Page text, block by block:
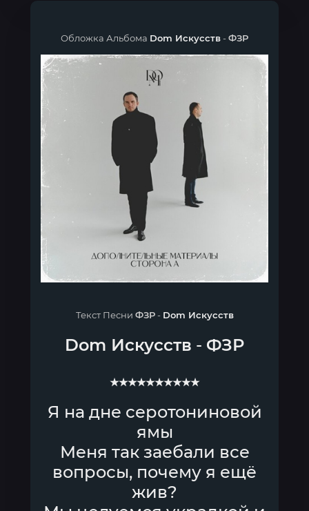
Обложка Альбома Dom Искусств-ФЗР
Текст Песни ФЗР- Dom Искусств
Dom Искусств - ФЗР
★★★★★★★★★★
Я на дне серотониновой
ямы
Меня так заебали все
вопросы, почему я ещё
жив?